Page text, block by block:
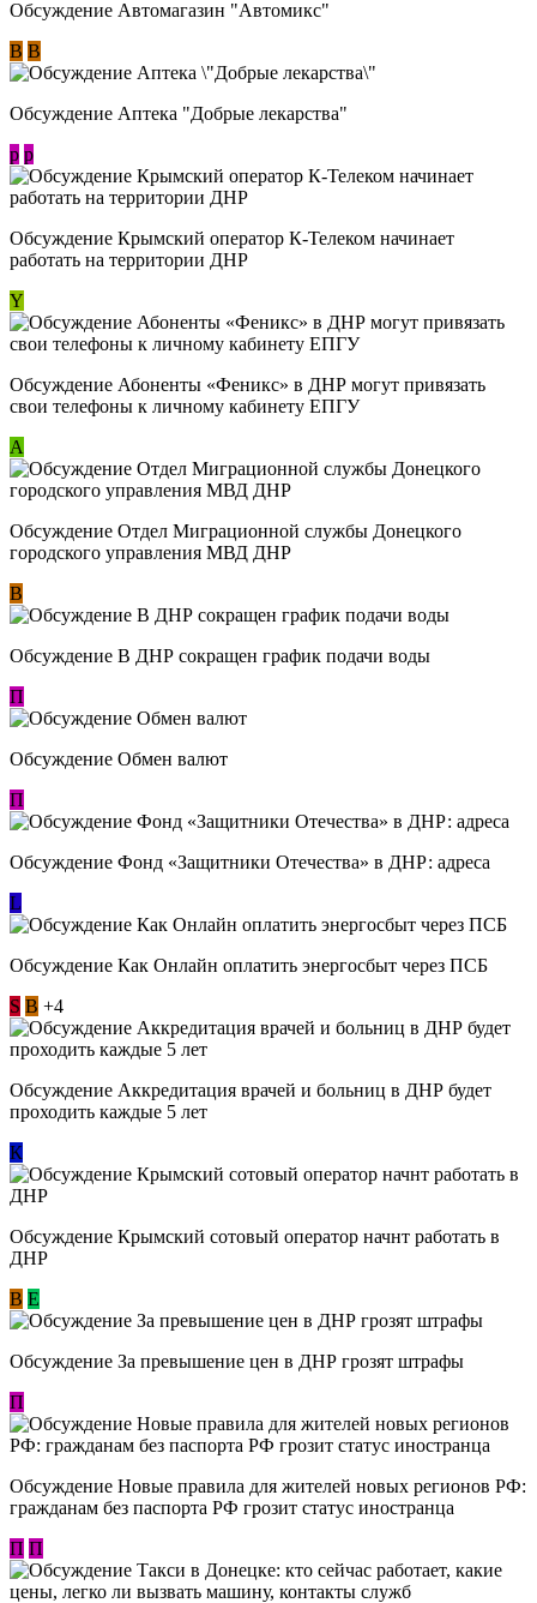
Обсуждение Автомагазин "Автомикс"
В В
Обсуждение Аптека "Добрые лекарства"
p p
Обсуждение Крымский оператор К-Телеком начинает
работать на территории ДНР
Y
Обсуждение ​Абоненты «Феникс» в ДНР могут привязать
свои телефоны к личному кабинету ЕПГУ
А
Обсуждение Отдел Миграционной службы Донецкого
городского управления МВД ДНР
В
Обсуждение В ДНР сокращен график подачи воды
П
Обсуждение Обмен валют
П
Обсуждение Фонд «Защитники Отечества» в ДНР: адреса
L
Обсуждение ​Как Онлайн оплатить энергосбыт через ПСБ
S В +4
Обсуждение Аккредитация врачей и больниц в ДНР будет
проходить каждые 5 лет
К
Обсуждение Крымский сотовый оператор начнт работать в
ДНР
В E
Обсуждение За превышение цен в ДНР грозят штрафы
П
Обсуждение Новые правила для жителей новых регионов РФ:
гражданам без паспорта РФ грозит статус иностранца
П П